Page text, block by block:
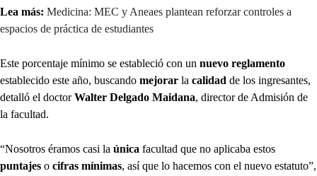
Lea más: Medicina: MEC y Aneaes plantean reforzar controles a
espacios de práctica de estudiantes
Este porcentaje mínimo se estableció con un nuevo reglamento
establecido este año, buscando mejorar la calidad de los ingresantes,
detalló el doctorWalter Delgado Maidana, director de Admisión de
la facultad.
“Nosotros éramos casi la única facultad que no aplicaba estos
puntajes o cifras mínimas, así que lo hacemos con el nuevo estatuto”,